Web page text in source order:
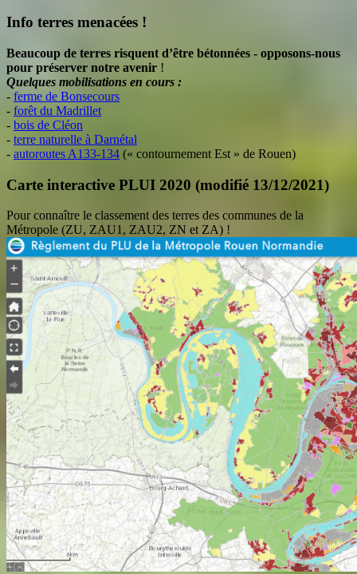
Info terres menacées !
Beaucoup de terres risquent d’être bétonnées - opposons-nous
pour préserver notre avenir !
Quelques mobilisations en cours :
- ferme de Bonsecours
- forêt du Madrillet
- bois de Cléon
- terre naturelle à Darnétal
- autoroutes A133-134 (« contournement Est » de Rouen)
Carte interactive PLUI 2020 (modifié 13/12/2021)
Pour connaître le classement des terres des communes de la
Métropole (ZU, ZAU1, ZAU2, ZN et ZA) !